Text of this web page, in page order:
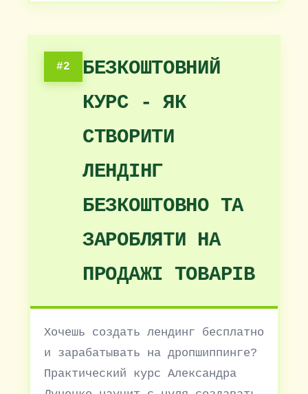
#2
БЕЗКОШТОВНИЙ
КУРС - ЯК
СТВОРИТИ
ЛЕНДІНГ
БЕЗКОШТОВНО ТА
ЗАРОБЛЯТИ НА
ПРОДАЖІ ТОВАРІВ
Хочешь создать лендинг бесплатно
и зарабатывать на дропшиппинге?
Практический курс Александра